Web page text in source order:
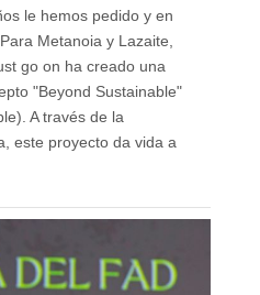
le hemos pedido y en
Metanoia y Lazaite,
go on ha creado una
"Beyond Sustainable"
A través de la
este proyecto da vida a